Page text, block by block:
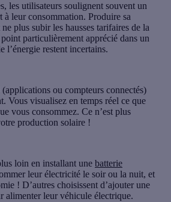
les utilisateurs soulignent souvent un
à leur consommation. Produire sa
plus subir les hausses tarifaires de la
particulièrement apprécié dans un
l’énergie restent incertains.
ou compteurs connectés)
Vous visualisez en temps réel ce que
vous consommez. Ce n’est plus
production solaire !
loin en installant une batterie
leur électricité le soir ou la nuit, et
! D’autres choisissent d’ajouter une
alimenter leur véhicule électrique.